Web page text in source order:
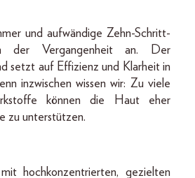
und aufwändige Zehn-Schritt-
der Vergangenheit an. Der
setzt auf Effizienz und Klarheit in
inzwischen wissen wir: Zu viele
können die Haut eher
zu unterstützen.
hochkonzentrierten, gezielten